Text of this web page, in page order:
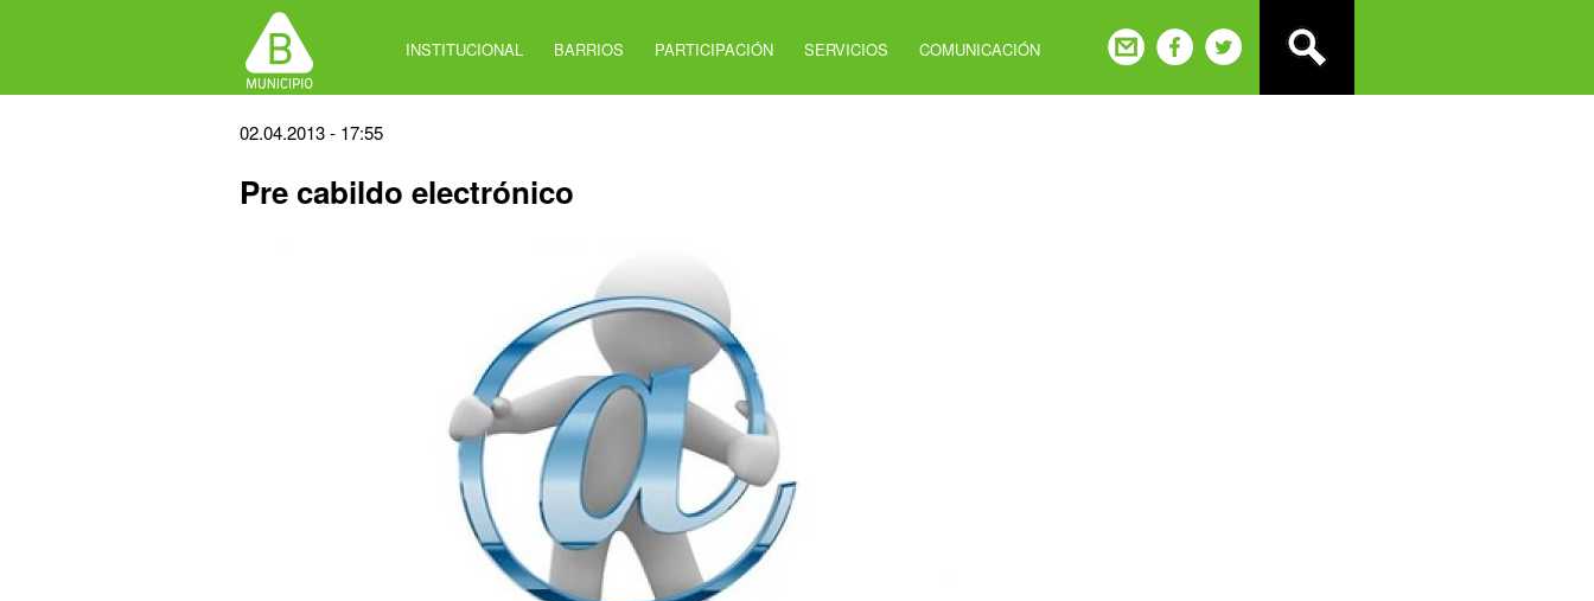
INSTITUCIONAL BARRIOS PARTICIPACIÓN SERVICIOS COMUNICACIÓN
Back
top
02.04.2013 - 17:55
Pre cabildo electrónico